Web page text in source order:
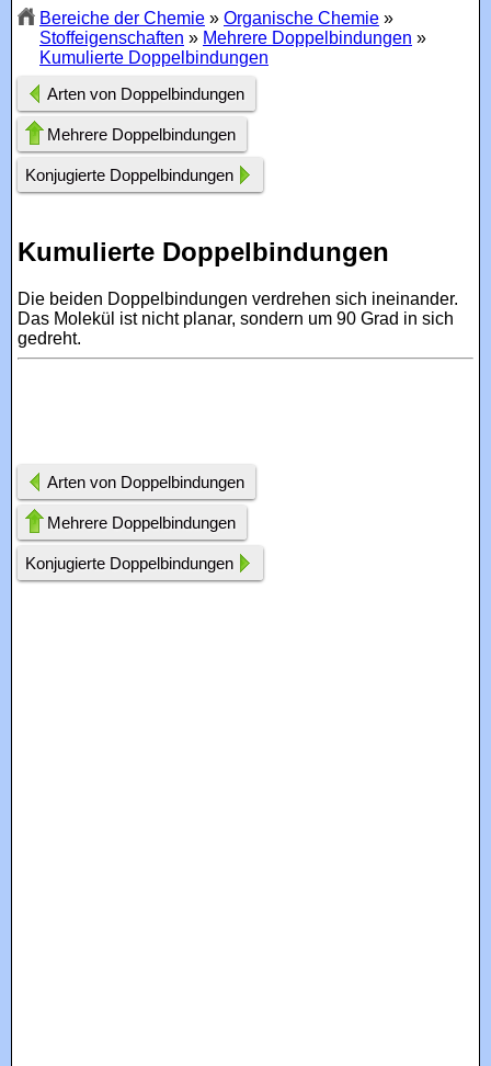
Bereiche der Chemie » Organische Chemie »
Stoffeigenschaften » Mehrere Doppelbindungen »
Kumulierte Doppelbindungen
Arten von Doppelbindungen
Mehrere Doppelbindungen
Konjugierte Doppelbindungen
Kumulierte Doppelbindungen
Die beiden Doppelbindungen verdrehen sich ineinander.
Das Molekül ist nicht planar, sondern um 90 Grad in sich
gedreht.
Arten von Doppelbindungen
Mehrere Doppelbindungen
Konjugierte Doppelbindungen